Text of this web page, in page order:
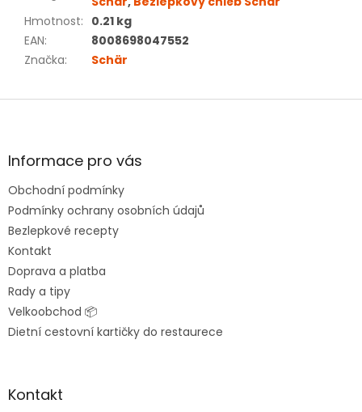
Hmotnost: 0.21 kg
EAN:
8008698047552
Značka: Schär
Z
aInformace pro vás
Obchodní podmínky
Podmínky ochrany osobních údajů
Bezlepkové recepty
Kontakt
Doprava a platba
Rady a tipy
Velkoobchod 📦
Dietní cestovní kartičky do restaurece
Kontakt